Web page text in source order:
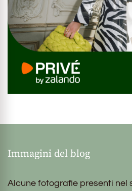
Immagini del blog
Alcune fotografie presenti nel